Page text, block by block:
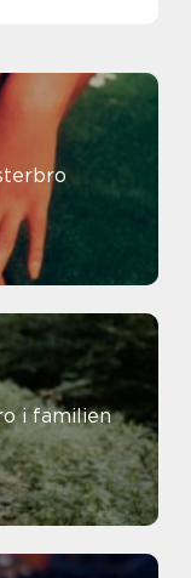
i familien